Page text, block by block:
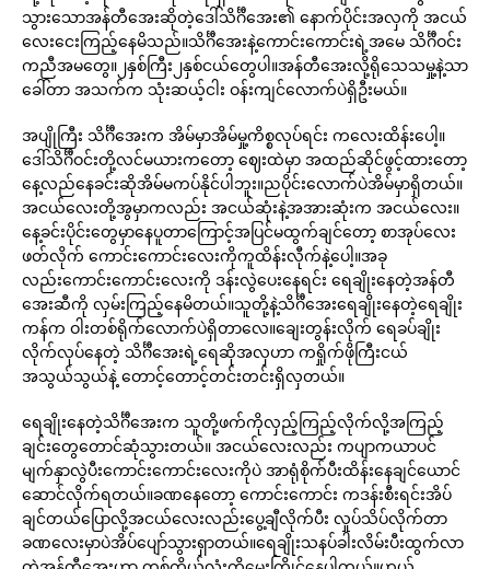
သွားသောအန်တီအေးဆိုတဲ့ဒေါ်သိင်္ဂီအေး၏ နောက်ပိုင်းအလှကို အငယ်
လေးငေးကြည့်နေမိသည်။သိင်္ဂီအေးနဲ့ကောင်းကောင်းရဲ့အမေ သိင်္ဂီဝင်း
ကညီအမတွေ။၂နှစ်ကြီး၂နှစ်ငယ်တွေပါ။အန်တီအေးလို့ရိုသေသမှု့နဲ့သာ
ခေါ်တာ အသက်က သုံးဆယ့်ငါး ဝန်းကျင်လောက်ပဲရှိဦးမယ်။
အပျိုကြီး သိင်္ဂီအေးက အိမ်မှာအိမ်မှု့ကိစ္စလုပ်ရင်း ကလေးထိန်းပေါ့။
ဒေါ်သိင်္ဂီဝင်းတို့လင်မယားကတော့ ဈေးထဲမှာ အထည်ဆိုင်ဖွင့်ထားတော့
နေ့လည်နေခင်းဆိုအိမ်မကပ်နိုင်ပါဘူး။ညပိုင်းလောက်ပဲအိမ်မှာရှိတယ်။
အငယ်လေးတို့အွမှာကလည်း အငယ်ဆုံးနဲ့အအားဆုံးက အငယ်လေး။
နေ့ခင်းပိုင်းတွေမှာနေပူတာကြောင့်အပြင်မထွက်ချင်တော့ စာအုပ်လေး
ဖတ်လိုက် ကောင်းကောင်းလေးကိုကူထိန်းလီုက်နဲ့ပေါ့။အခု
လည်းကောင်းကောင်းလေးကို ဒန်းလွဲပေးနေရင်း ရေချိုးနေတဲ့အန်တီ
အေးဆီကို လှမ်းကြည့်နေမိတယ်။သူတို့နဲ့သိင်္ဂီအေးရေချိုးနေတဲ့ရေချိုး
ကန်က ဝါးတစ်ရိုက်လောက်ပဲရှိတာလေ။ချေးတွန်းလိုက် ရေခပ်ချိုး
လိုက်လုပ်နေတဲ့ သိင်္ဂီအေးရဲ့ရေဆိုအလှဟာ ကရှိုက်ဖိုကြီးငယ်
အသွယ်သွယ်နဲ့ တောင့်တောင့်တင်းတင်းရှိလှတယ်။
ရေချိုးနေတဲ့သိင်္ဂီအေးက သူတို့ဖက်ကိုလှည့်ကြည့်လိုက်လို့အကြည့်
ချင်းတွေတောင်ဆုံသွားတယ်။ အငယ်လေးလည်း ကပျာကယာပင်
မျက်နှာလွဲပီးကောင်းကောင်းလေးကိုပဲ အာရုံစိုက်ပီးထိန်းနေချင်ယောင်
ဆောင်လိုက်ရတယ်။ခဏနေတော့ ကောင်းကောင်း ကဒန်းစီးရင်းအိပ်
ချင်တယ်ပြောလို့အငယ်လေးလည်းပွေ့ချီလိုက်ပီး လှုပ်သိပ်လိုက်တာ
ခဏလေးမှာပဲအိပ်ပျော်သွားရှာတယ်။ရေချိုးသနပ်ခါးလိမ်းပီးထွက်လာ